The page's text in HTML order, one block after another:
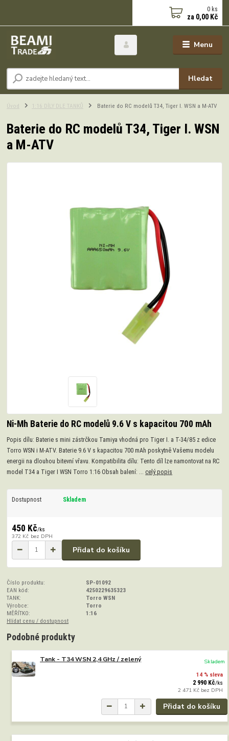
Menu
Hledat
0 ks
za 0,00 Kč
Úvod 1:16 DÍLY DLE TANKŮ Baterie do RC modelů T34, Tiger I. WSN a M-ATV
Baterie do RC modelů T34, Tiger I. WSN
a M-ATV
Ni-Mh Baterie do RC modelů 9.6 V s kapacitou 700 mAh
Popis dílu: Baterie s mini zástrčkou Tamiya vhodná pro Tiger I. a T-34/85 z edice
Torro WSN i M-ATV. Baterie 9.6 V s kapacitou 700 mAh poskytně Vašemu modelu
energii na dlouhou bitevní vřavu. Kompatibilita dílu: Tento díl lze namontovat na RC
model T34 a Tiger I WSN Torro 1:16 Obsah balení: ... celý popis
Dostupnost Skladem
450 Kč/ks
372 Kč bez DPH
Přidat do košíku
Číslo produktu:
SP-01092
EAN kód:
4250229635323
TANK:
Torro WSN
Výrobce:
Torro
MĚŘÍTKO:
1:16
Hlídat cenu / dostupnost
Podobné produkty
Tank - T34 WSN 2,4 GHz / zelený
14 % sleva
2 990 Kč/ks
2 471 Kč bez DPH
Skladem
Přidat do košíku